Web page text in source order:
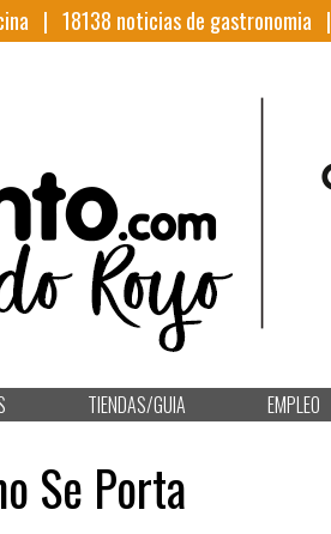
| 18138 noticias de gastronomia |
TIENDAS/GUIA EMPLEO
Se Porta